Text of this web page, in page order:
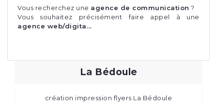
Vous recherchez une agence de communication ?
Vous souhaitez précisément faire appel à une
agence web/digita…
La Bédoule
création impression flyers La Bédoule